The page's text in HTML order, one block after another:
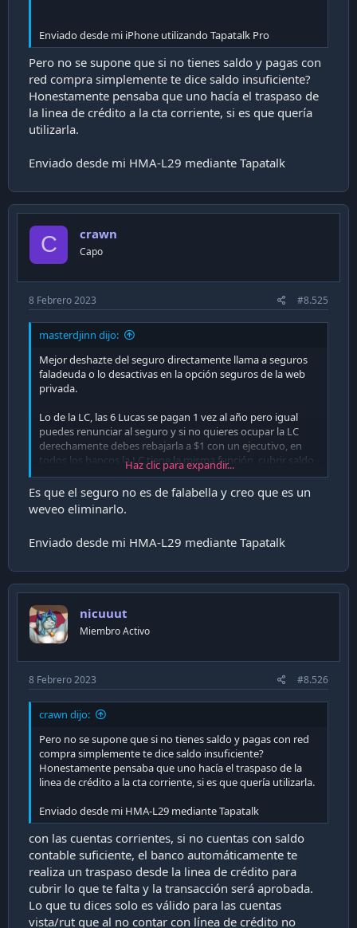
Enviado desde mi iPhone utilizando Tapatalk Pro
Pero no se supone que si no tienes saldo y pagas con
red compra simplemente te dice saldo insuficiente?
Honestamente pensaba que uno hacía el traspaso de
la linea de crédito a la cta corriente, si es que quería
utilizarla.
Enviado desde mi HMA-L29 mediante Tapatalk
C crawn
Capo
8 Febrero 2023 #8.525
masterdjinn dijo:
Mejor deshazte del seguro directamente llama a seguros
faladeuda o lo desactivas en la opción seguros de la web
privada.
Lo de la LC, las 6 Lucas se pagan 1 vez al año pero igual
puedes renunciar al seguro y si no quieres ocupar la LC
derechamente debes rebajarla a $1 con un ejecutivo, en
todos los bancos la LC tiene la misma función, cubrir saldo
cuando no tienes, para eso sirve...
Haz clic para expandir...
Es que el seguro no es de falabella y creo que es un
weveo eliminarlo.
Enviado desde mi HMA-L29 mediante Tapatalk
nicuuut
Miembro Activo
8 Febrero 2023 #8.526
crawn dijo:
Pero no se supone que si no tienes saldo y pagas con red
compra simplemente te dice saldo insuficiente?
Honestamente pensaba que uno hacía el traspaso de la
linea de crédito a la cta corriente, si es que quería utilizarla.
Enviado desde mi HMA-L29 mediante Tapatalk
con las cuentas corrientes, si no cuentas con saldo
contable suficiente, el banco automáticamente te
realiza un traspaso desde la linea de crédito para
cubrir lo que te falta y la transacción será aprobada.
Lo que tu dices solo es válido para las cuentas
vista/rut que al no contar con línea de crédito no